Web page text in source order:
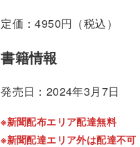
定価：4950円（税込）
書籍情報
発売日：2024年3月7日
※新聞配布エリア配達無料
※新聞配達エリア外は配達不可